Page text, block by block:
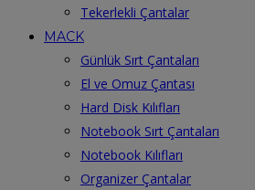
Tekerlekli Çantalar
MACK
Günlük Sırt Çantaları
El ve Omuz Çantası
Hard Disk Kılıfları
Notebook Sırt Çantaları
Notebook Kılıfları
Organizer Çantalar